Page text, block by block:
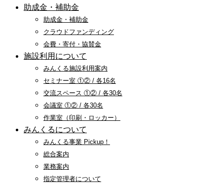
助成金・補助金
助成金・補助金
クラウドファンディング
会費・寄付・協賛金
施設利用について
みんくる施設利用案内
セミナー室 ①② / 各16名
交流スペース ①② / 各30名
会議室 ①② / 各30名
作業室（印刷・ロッカー）
みんくるについて
みんくる事業 Pickup！
総合案内
業務案内
指定管理者について